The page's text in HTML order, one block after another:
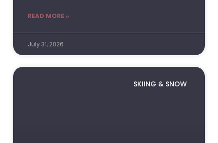
READ MORE »
July 31, 2026
SKIING & SNOW